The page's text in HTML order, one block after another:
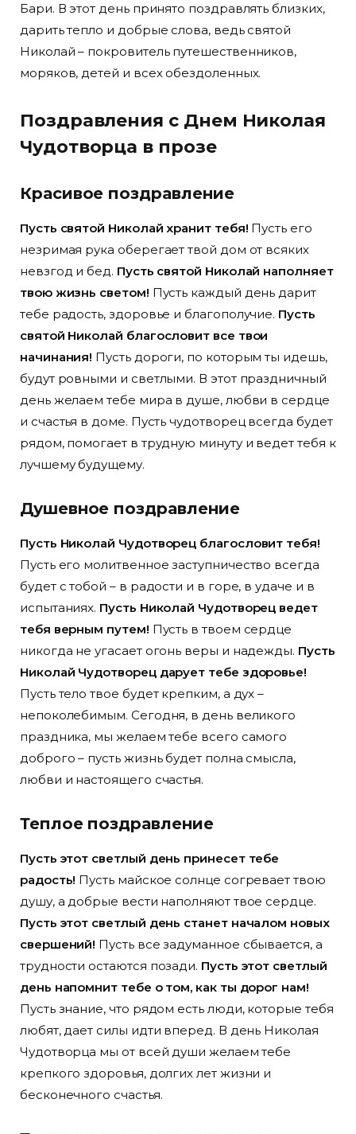
Бари. В этот день принято поздравлять близких,
дарить тепло и добрые слова, ведь святой
Николай – покровитель путешественников,
моряков, детей и всех обездоленных.
Поздравления с Днем Николая
Чудотворца в прозе
Красивое поздравление
Пусть святой Николай хранит тебя! Пусть его
незримая рука оберегает твой дом от всяких
невзгод и бед. Пусть святой Николай наполняет
твою жизнь светом! Пусть каждый день дарит
тебе радость, здоровье и благополучие. Пусть
святой Николай благословит все твои
начинания! Пусть дороги, по которым ты идешь,
будут ровными и светлыми. В этот праздничный
день желаем тебе мира в душе, любви в сердце
и счастья в доме. Пусть чудотворец всегда будет
рядом, помогает в трудную минуту и ведет тебя к
лучшему будущему.
Душевное поздравление
Пусть Николай Чудотворец благословит тебя!
Пусть его молитвенное заступничество всегда
будет с тобой – в радости и в горе, в удаче и в
испытаниях. Пусть Николай Чудотворец ведет
тебя верным путем! Пусть в твоем сердце
никогда не угасает огонь веры и надежды. Пусть
Николай Чудотворец дарует тебе здоровье!
Пусть тело твое будет крепким, а дух –
непоколебимым. Сегодня, в день великого
праздника, мы желаем тебе всего самого
доброго – пусть жизнь будет полна смысла,
любви и настоящего счастья.
Теплое поздравление
Пусть этот светлый день принесет тебе
радость! Пусть майское солнце согревает твою
душу, а добрые вести наполняют твое сердце.
Пусть этот светлый день станет началом новых
свершений! Пусть все задуманное сбывается, а
трудности остаются позади. Пусть этот светлый
день напомнит тебе о том, как ты дорог нам!
Пусть знание, что рядом есть люди, которые тебя
любят, дает силы идти вперед. В день Николая
Чудотворца мы от всей души желаем тебе
крепкого здоровья, долгих лет жизни и
бесконечного счастья.